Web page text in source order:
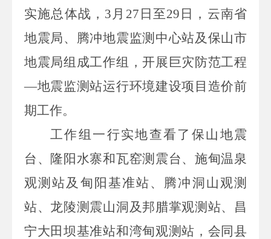
实施总体战， 3 月 27 日至29 日，云南省
地震局、腾冲地震监测中心站及保山市
地震局组成工作组，开展巨灾防范工程
—地震监测站运行环境建设项目造价前
期工作。
工作组一行实地查看了保山地震
台、隆阳水寨和瓦窑测震台、施甸温泉
观测站及甸阳基准站、腾冲洞山观测
站、龙陵测震山洞及邦腊掌观测站、昌
宁大田坝基准站和湾甸观测站，会同县